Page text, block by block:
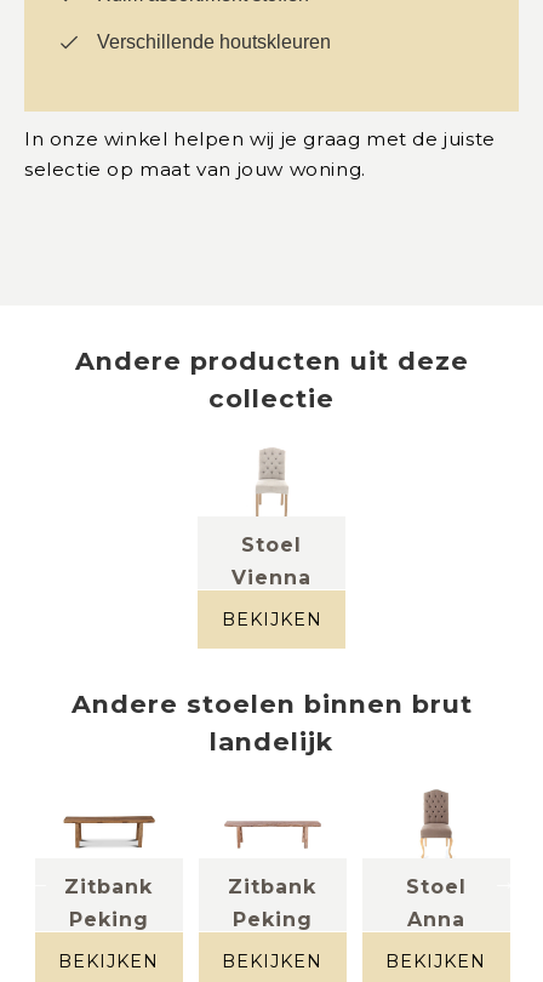
Verschillende houtskleuren
In onze winkel helpen wij je graag met de juiste
selectie op maat van jouw woning.
Andere producten uit deze
collectie
Stoel
Vienna
beigegrijs
BEKIJKEN
Andere stoelen binnen brut
landelijk
Zitbank
Peking
unique
BEKIJKEN
Zitbank
Peking
unique
BEKIJKEN
Stoel
Anna
lichttaupe
BEKIJKEN